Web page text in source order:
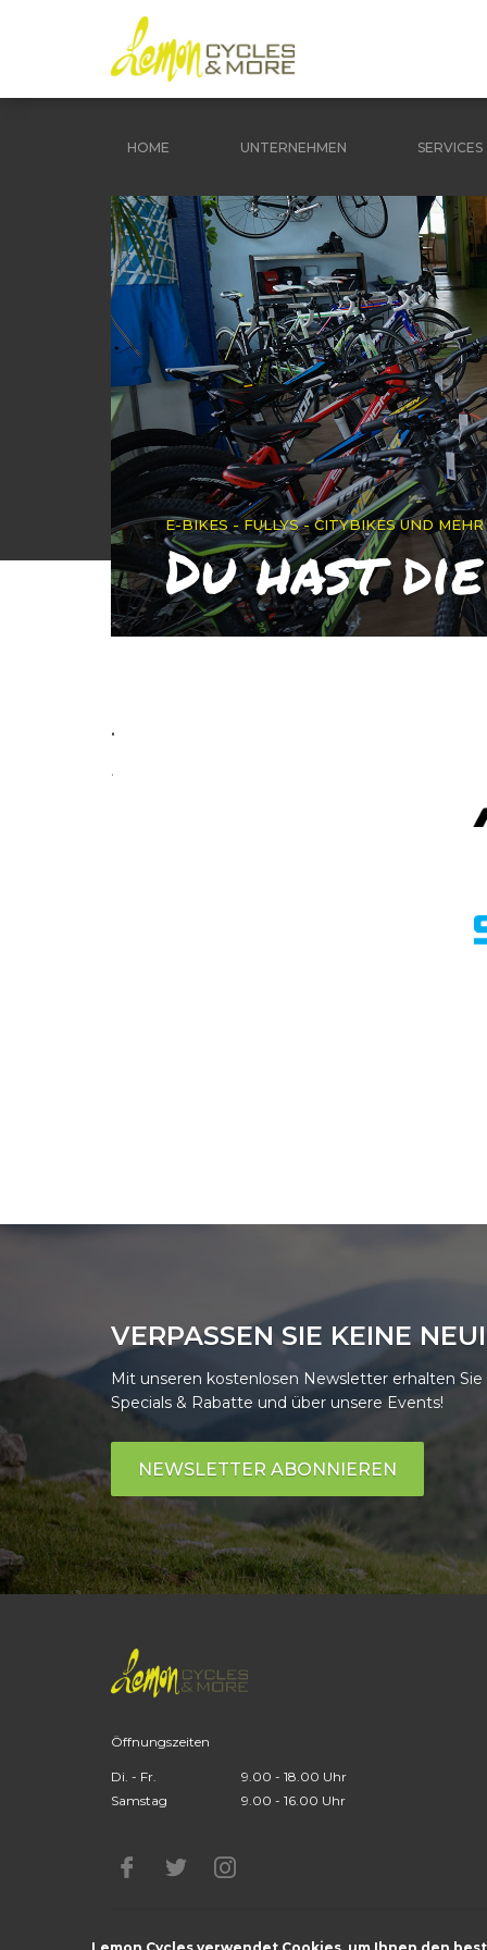
HOME UNTERNEHMEN SERVICES
E-BIKES - FULLYS - CITYBIKES UND MEHR
Du hast
.
.
VERPASSEN SIE KEINE
Mit unseren kostenlosen Newsletter erhalten
Specials & Rabatte und über unsere Events!
NEWSLETTER ABONNIEREN
Öffnungszeiten
Di. - Fr.
9.00 - 18.00 Uhr
Samstag
9.00 - 16.00 Uhr
Burgdorfstr. 23 - 3672 Oberdiessbach